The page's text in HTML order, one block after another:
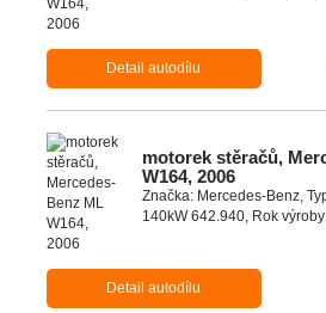
Detail autodílu
motorek stěračů,
W164, 2006
Značka: Mercedes-Benz,
140kW 642.940, Rok
Detail autodílu